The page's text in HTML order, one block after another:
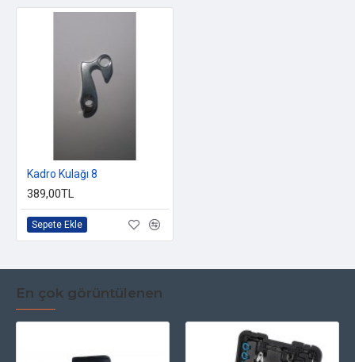
Kadro Kulağı 8
389,00TL
Sepete Ekle
En çok görüntülenen